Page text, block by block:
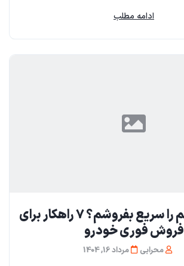
ادامه مطلب
چگونه ماشینم را سریع بفروشم؟ ۷ راهکار برای
فروش فوری خودرو
محرابی مرداد 16, 1404